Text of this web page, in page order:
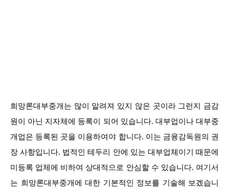
희망론대부중개는 많이 알려져 있지 않은 곳이라 그런지 금감
원이 아닌 지자체에 등록이 되어 있습니다. 대부업이나 대부중
개업은 등록된 곳을 이용하여야 합니다. 이는 금융감독원의 권
장 사항입니다. 법적인 테두리 안에 있는 대부업체이기 때문에
미등록 업체에 비하여 상대적으로 안심할 수 있습니다. 여기서
는 희망론대부중개에 대한 기본적인 정보를 기술해 보겠습니